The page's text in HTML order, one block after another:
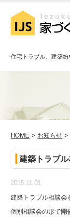
住宅トラブル、建築
HOME > お知らせ >
建築トラブル
2015.11.01
建築トラブル相談会
個別相談会の形で開